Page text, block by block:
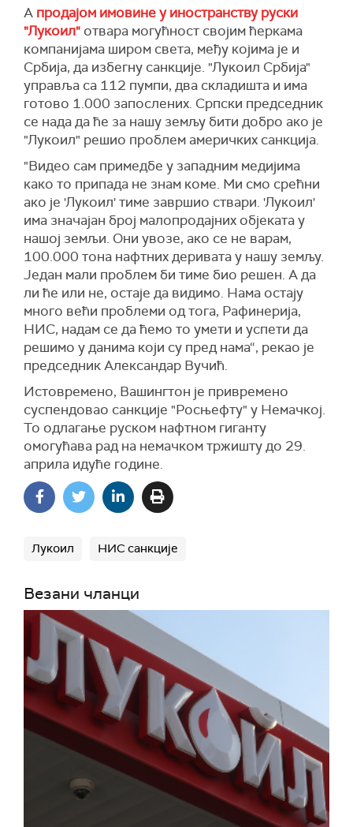
А продајом имовине у иностранству руски
"Лукоил" отвара могућност својим ћеркама
компанијама широм света, међу којима је и
Србија, да избегну санкције. "Лукоил Србија"
управља са 112 пумпи, два складишта и има
готово 1.000 запослених. Српски председник
се нада да ће за нашу земљу бити добро ако је
"Лукоил" решио проблем америчких санкција.
"Видео сам примедбе у западним медијима
како то припада не знам коме. Ми смо срећни
ако је 'Лукоил' тиме завршио ствари. 'Лукоил'
има значајан број малопродајних објеката у
нашој земљи. Они увозе, ако се не варам,
100.000 тона нафтних деривата у нашу земљу.
Један мали проблем би тиме био решен. А да
ли ће или не, остаје да видимо. Нама остају
много већи проблеми од тога, Рафинерија,
НИС, надам се да ћемо то умети и успети да
решимо у данима који су пред нама“, рекао је
председник Александар Вучић.
Истовремено, Вашингтон је привремено
суспендовао санкције "Росњефту" у Немачкој.
То одлагање руском нафтном гиганту
омогућава рад на немачком тржишту до 29.
априла идуће године.
Лукоил НИС санкције
Везани чланци